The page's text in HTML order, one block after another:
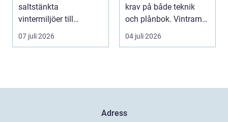
saltstänkta
vintermiljöer till
dammiga
sommarvägar. Bilen
07 juli 2026
krav på både teknik
och plånbok. Vintrarna
är långa, ...
04 juli 2026
Adress